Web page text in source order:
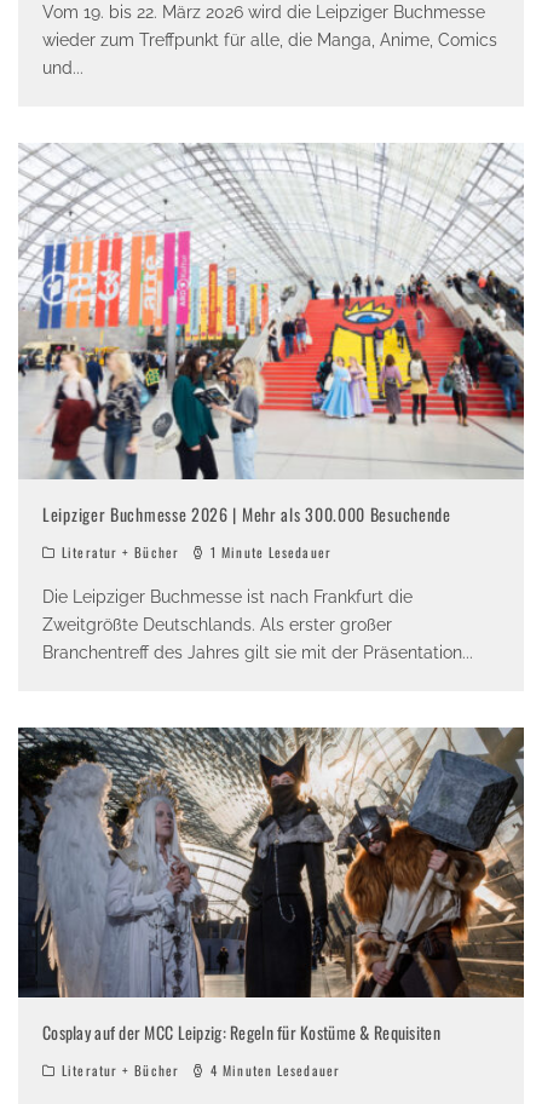
Vom 19. bis 22. März 2026 wird die Leipziger Buchmesse
wieder zum Treffpunkt für alle, die Manga, Anime, Comics
und...
Leipziger Buchmesse 2026 | Mehr als 300.000 Besuchende
Literatur + Bücher 1 Minute Lesedauer
Die Leipziger Buchmesse ist nach Frankfurt die
Zweitgrößte Deutschlands. Als erster großer
Branchentreff des Jahres gilt sie mit der Präsentation...
Cosplay auf der MCC Leipzig: Regeln für Kostüme & Requisiten
Literatur + Bücher 4 Minuten Lesedauer